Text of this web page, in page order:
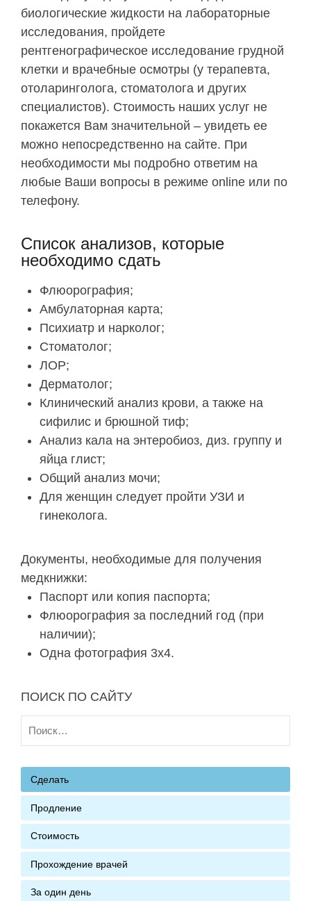
биологические жидкости на лабораторные
исследования, пройдете
рентгенографическое исследование грудной
клетки и врачебные осмотры (у терапевта,
отоларинголога, стоматолога и других
специалистов). Стоимость наших услуг не
покажется Вам значительной – увидеть ее
можно непосредственно на сайте. При
необходимости мы подробно ответим на
любые Ваши вопросы в режиме online или по
телефону.
Список анализов, которые
необходимо сдать
Флюорография;
Амбулаторная карта;
Психиатр и нарколог;
Стоматолог;
ЛОР;
Дерматолог;
Клинический анализ крови, а также на
сифилис и брюшной тиф;
Анализ кала на энтеробиоз, диз. группу и
яйца глист;
Общий анализ мочи;
Для женщин следует пройти УЗИ и
гинеколога.
Документы, необходимые для получения
медкнижки:
Паспорт или копия паспорта;
Флюорография за последний год (при
наличии);
Одна фотография 3х4.
ПОИСК ПО САЙТУ
Сделать
Продление
Стоимость
Прохождение врачей
За один день